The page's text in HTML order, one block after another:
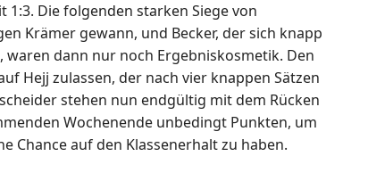
Die folgenden starken Siege von
Krämer gewann, und Becker, der sich knapp
waren dann nur noch Ergebniskosmetik. Den
Hejj zulassen, der nach vier knappen Sätzen
stehen nun endgültig mit dem Rücken
Wochenende unbedingt Punkten, um
Chance auf den Klassenerhalt zu haben.